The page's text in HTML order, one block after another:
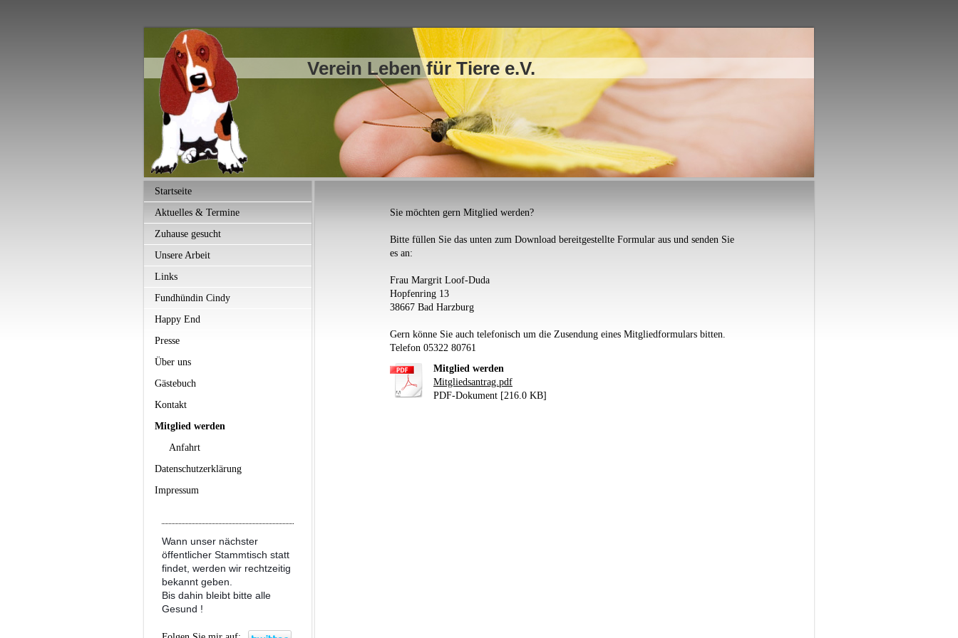
Verein Leben für Tiere e.V.
Startseite
Aktuelles & Termine
Zuhause gesucht
Unsere Arbeit
Links
Fundhündin Cindy
Happy End
Presse
Über uns
Gästebuch
Kontakt
Mitglied werden
Anfahrt
Datenschutzerklärung
Impressum
Wann unser nächster
öffentlicher Stammtisch statt
findet, werden wir rechtzeitig
bekannt geben.
Bis dahin bleibt bitte alle
Gesund !
Sie möchten gern Mitglied werden?
Bitte füllen Sie das unten zum Download bereitgestellte Formular aus und senden Sie
es an:
Frau Margrit Loof-Duda
Hopfenring 13
38667 Bad Harzburg
Gern könne Sie auch telefonisch um die Zusendung eines Mitgliedformulars bitten.
Telefon 05322 80761
Mitglied werden
Mitgliedsantrag.pdf
PDF-Dokument [216.0 KB]